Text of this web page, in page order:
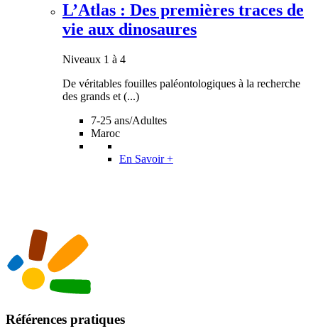
L’Atlas : Des premières traces de
vie aux dinosaures
Niveaux 1 à 4
De véritables fouilles paléontologiques à la recherche
des grands et (...)
7-25 ans/Adultes
Maroc
En Savoir +
Références pratiques